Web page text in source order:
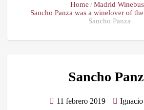
Home
Madrid Winebus
Sancho Panza was a winelover of
Sancho Panza
Sancho
11 febrero 2019